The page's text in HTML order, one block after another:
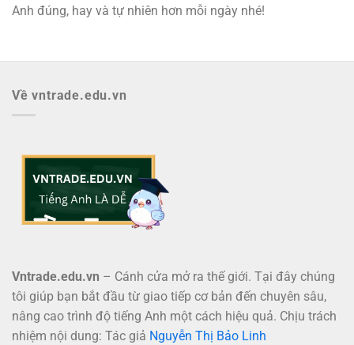
Anh đúng, hay và tự nhiên hơn mỗi ngày nhé!
Về vntrade.edu.vn
Vntrade.edu.vn – Cánh cửa mở ra thế giới. Tại đây chúng
tôi giúp bạn bắt đầu từ giao tiếp cơ bản đến chuyên sâu,
nâng cao trình độ tiếng Anh một cách hiệu quả. Chịu trách
nhiệm nội dung: Tác giả Nguyễn Thị Bảo Linh